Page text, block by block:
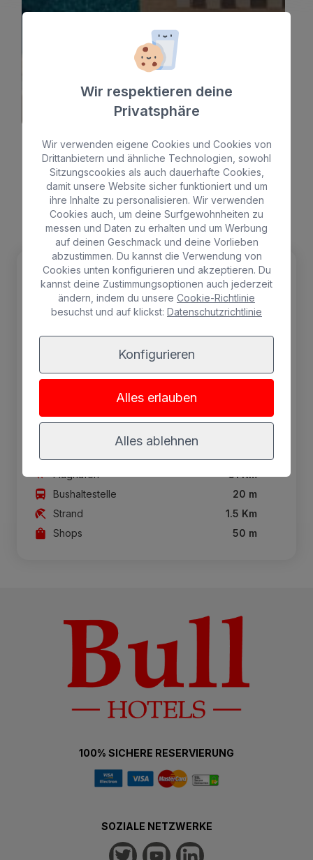
Siehe hotel
Más información
BULL EUGENIA VICTORIA &
SPA
Avda. de Gran Canaria 26
Playa del Inglés, G. C. 35100
+34 928 762 500
Flughafen
31 Km
Bushaltestelle
20 m
Strand
1.5 Km
Shops
50 m
100% SICHERE RESERVIERUNG
SOZIALE NETZWERKE
Wir respektieren deine
Privatsphäre
Wir verwenden eigene Cookies und Cookies von
Drittanbietern und ähnliche Technologien, sowohl
Sitzungscookies als auch dauerhafte Cookies,
damit unsere Website sicher funktioniert und um
ihre Inhalte zu personalisieren. Wir verwenden
Cookies auch, um deine Surfgewohnheiten zu
messen und Daten zu erhalten und um Werbung
auf deinen Geschmack und deine Vorlieben
abzustimmen. Du kannst die Verwendung von
Cookies unten konfigurieren und akzeptieren. Du
kannst deine Zustimmungsoptionen auch jederzeit
ändern, indem du unsere Cookie-Richtlinie
besuchst und auf klickst: Datenschutzrichtlinie
Konfigurieren
Alles erlauben
Alles ablehnen